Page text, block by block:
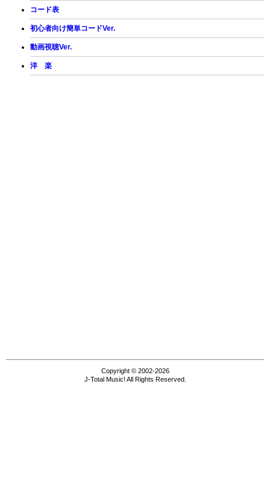
コード表
初心者向け簡単コードVer.
動画視聴Ver.
洋 楽
Copyright © 2002-2026
J-Total Music! All Rights Reserved.